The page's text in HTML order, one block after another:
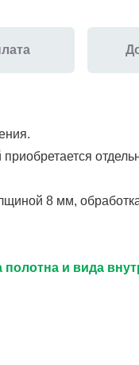
8 мм,
полотна и вида